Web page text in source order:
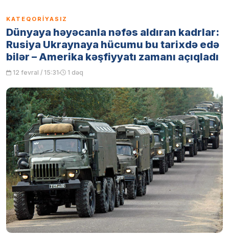
KATEQORIYASIZ
Dünyaya həyəcanla nəfəs aldıran kadrlar:
Rusiya Ukraynaya hücumu bu tarixdə edə
bilər – Amerika kəşfiyyatı zamanı açıqladı
12 fevral / 15:31 1 dəq